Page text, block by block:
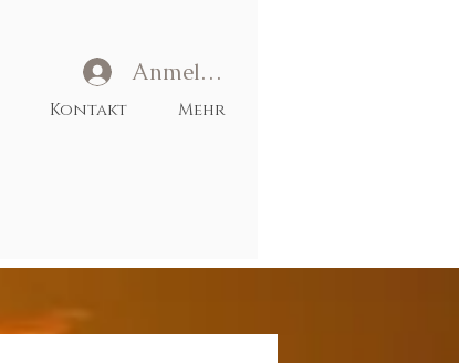
Anmelden
Kontakt Mehr